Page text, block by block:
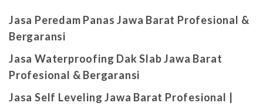
Jasa Peredam Panas Jawa Barat Profesional &
Bergaransi
Jasa Waterproofing Dak Slab Jawa Barat
Profesional & Bergaransi
Jasa Self Leveling Jawa Barat Profesional |